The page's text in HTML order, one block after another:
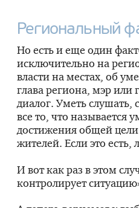
Региональный
Но есть и еще один
исключительно на
власти на местах, об
глава региона, мэр или
диалог. Уметь
все то, что называется
достижения общей
жителей. Если это есть,
И вот как раз в этом
контролирует